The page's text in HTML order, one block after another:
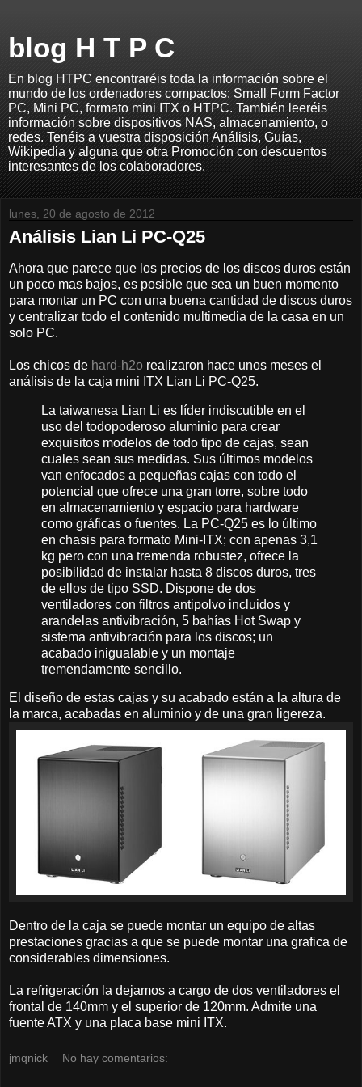
blog H T P C
En blog HTPC encontraréis toda la información sobre el
mundo de los ordenadores compactos: Small Form Factor
PC, Mini PC, formato mini ITX o HTPC. También leeréis
información sobre dispositivos NAS, almacenamiento, o
redes. Tenéis a vuestra disposición Análisis, Guías,
Wikipedia y alguna que otra Promoción con descuentos
interesantes de los colaboradores.
lunes, 20 de agosto de 2012
Análisis Lian Li PC-Q25
Ahora que parece que los precios de los discos duros están
un poco mas bajos, es posible que sea un buen momento
para montar un PC con una buena cantidad de discos duros
y centralizar todo el contenido multimedia de la casa en un
solo PC.
Los chicos de hard-h2o realizaron hace unos meses el
análisis de la caja mini ITX Lian Li PC-Q25.
La taiwanesa Lian Li es líder indiscutible en el
uso del todopoderoso aluminio para crear
exquisitos modelos de todo tipo de cajas, sean
cuales sean sus medidas. Sus últimos modelos
van enfocados a pequeñas cajas con todo el
potencial que ofrece una gran torre, sobre todo
en almacenamiento y espacio para hardware
como gráficas o fuentes. La PC-Q25 es lo último
en chasis para formato Mini-ITX; con apenas 3,1
kg pero con una tremenda robustez, ofrece la
posibilidad de instalar hasta 8 discos duros, tres
de ellos de tipo SSD. Dispone de dos
ventiladores con filtros antipolvo incluidos y
arandelas antivibración, 5 bahías Hot Swap y
sistema antivibración para los discos; un
acabado inigualable y un montaje
tremendamente sencillo.
El diseño de estas cajas y su acabado están a la altura de
la marca, acabadas en aluminio y de una gran ligereza.
Dentro de la caja se puede montar un equipo de altas
prestaciones gracias a que se puede montar una grafica de
considerables dimensiones.
La refrigeración la dejamos a cargo de dos ventiladores el
frontal de 140mm y el superior de 120mm. Admite una
fuente ATX y una placa base mini ITX.
jmqnick No hay comentarios: